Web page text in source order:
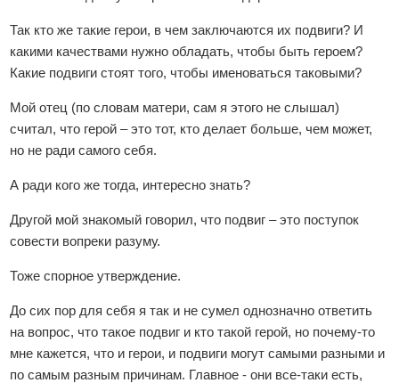
Так кто же такие герои, в чем заключаются их подвиги? И
какими качествами нужно обладать, чтобы быть героем?
Какие подвиги стоят того, чтобы именоваться таковыми?
Мой отец (по словам матери, сам я этого не слышал)
считал, что герой – это тот, кто делает больше, чем может,
но не ради самого себя.
А ради кого же тогда, интересно знать?
Другой мой знакомый говорил, что подвиг – это поступок
совести вопреки разуму.
Тоже спорное утверждение.
До сих пор для себя я так и не сумел однозначно ответить
на вопрос, что такое подвиг и кто такой герой, но почему-то
мне кажется, что и герои, и подвиги могут самыми разными и
по самым разным причинам. Главное - они все-таки есть,